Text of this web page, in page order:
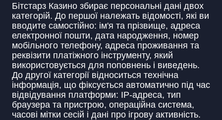
Бітстарз Казино збирає персональні дані двох
категорій. До першої належать відомості, які ви
вводите самостійно: ім'я та прізвище, адреса
електронної пошти, дата народження, номер
мобільного телефону, адреса проживання та
реквізити платіжного інструменту, який
використовується для поповнень і виведень.
До другої категорії відноситься технічна
інформація, що фіксується автоматично під час
відвідування платформи: IP-адреса, тип
браузера та пристрою, операційна система,
часові мітки сесій і дані про ігрову активність.